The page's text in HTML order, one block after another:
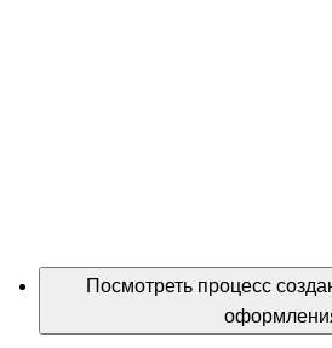
Посмотреть процесс